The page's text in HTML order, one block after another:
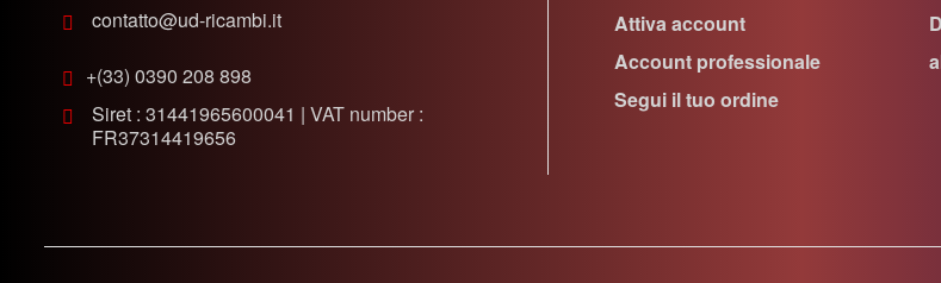
contatto@ud-ricambi.it
+(33) 0390 208 898
Siret : 31441965600041 | VAT number :
FR37314419656
Attiva account
Account professionale
Segui il tuo ordine